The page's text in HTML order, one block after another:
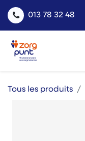
013 78 32 48
Tous les produits